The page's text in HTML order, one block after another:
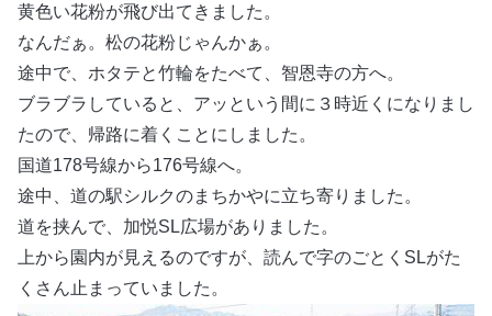
黄色い花粉が飛び出てきました。
なんだぁ。松の花粉じゃんかぁ。
途中で、ホタテと竹輪をたべて、智恩寺の方へ。
ブラブラしていると、アッという間に３時近くになりまし
たので、帰路に着くことにしました。
国道178号線から176号線へ。
途中、道の駅シルクのまちかやに立ち寄りました。
道を挟んで、加悦SL広場がありました。
上から園内が見えるのですが、読んで字のごとくSLがた
くさん止まっていました。